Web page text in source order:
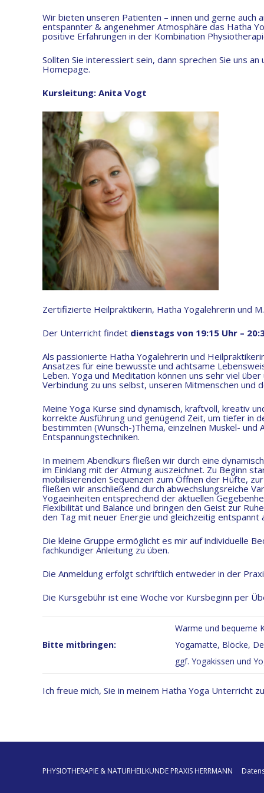
Wir bieten unseren Patienten – innen und gerne
entspannter & angenehmer Atmosphäre das Hatha
positive Erfahrungen in der Kombination
Sollten Sie interessiert sein, dann sprechen Sie uns
Homepage.
Kursleitung: Anita Vogt
Zertifizierte Heilpraktikerin, Hatha Yogalehrerin und
Der Unterricht findet dienstags von 19:15 Uhr –
Als passionierte Hatha Yogalehrerin und
Ansatzes für eine bewusste und achtsame
Leben. Yoga und Meditation können uns sehr viel
Verbindung zu uns selbst, unseren Mitmenschen und
Meine Yoga Kurse sind dynamisch, kraftvoll, kreativ
korrekte Ausführung und genügend Zeit, um tiefer in
bestimmten (Wunsch-)Thema, einzelnen Muskel-
Entspannungstechniken.
In meinem Abendkurs fließen wir durch eine
im Einklang mit der Atmung auszeichnet. Zu Beginn
mobilisierenden Sequenzen zum Öffnen der Hüfte,
fließen wir anschließend durch abwechslungsreiche
Yogaeinheiten entsprechend der aktuellen
Flexibilität und Balance und bringen den Geist zur
den Tag mit neuer Energie und gleichzeitig entspannt
Die kleine Gruppe ermöglicht es mir auf individuelle
fachkundiger Anleitung zu üben.
Die Anmeldung erfolgt schriftlich entweder in der
Die Kursgebühr ist eine Woche vor Kursbeginn per
Bitte mitbringen:
Warme und bequeme
Yogamatte, Blöcke,
ggf. Yogakissen und
Ich freue mich, Sie in meinem Hatha Yoga Unterricht
PHYSIOTHERAPIE & NATURHEILKUNDE PRAXIS HERRMANN